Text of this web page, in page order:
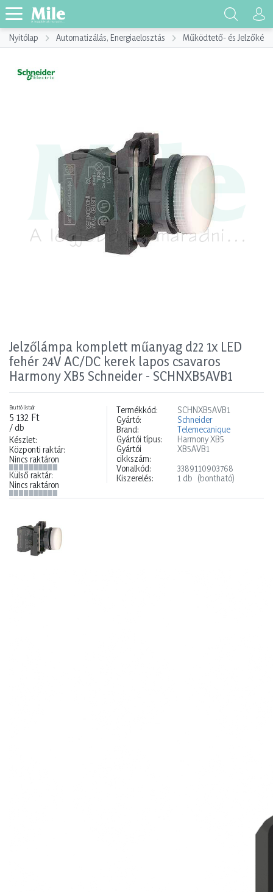
Nyitólap Automatizálás, Energiaelosztás Működtető- és
Jelzőlámpa komplett műanyag d22 1x LED
fehér 24V AC/DC kerek lapos csavaros
Harmony XB5 Schneider - SCHNXB5AVB1
Bruttó listaár
5 132 Ft
/ db
Készlet:
Központi raktár:
Nincs raktáron
Külső raktár:
Nincs raktáron
Termékkód:
SCHNXB5AVB1
Gyártó:
Schneider
Brand:
Telemecanique
Gyártói típus:
Harmony XB5
Gyártói
cikkszám:
XB5AVB1
Vonalkód:
3389110903768
Kiszerelés:
1 db (bontható)